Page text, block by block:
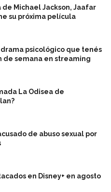
de Michael Jackson, Jaafar
su próxima película
psicológico que tenés
de semana en streaming
La Odisea de
de abuso sexual por
en Disney+ en agosto